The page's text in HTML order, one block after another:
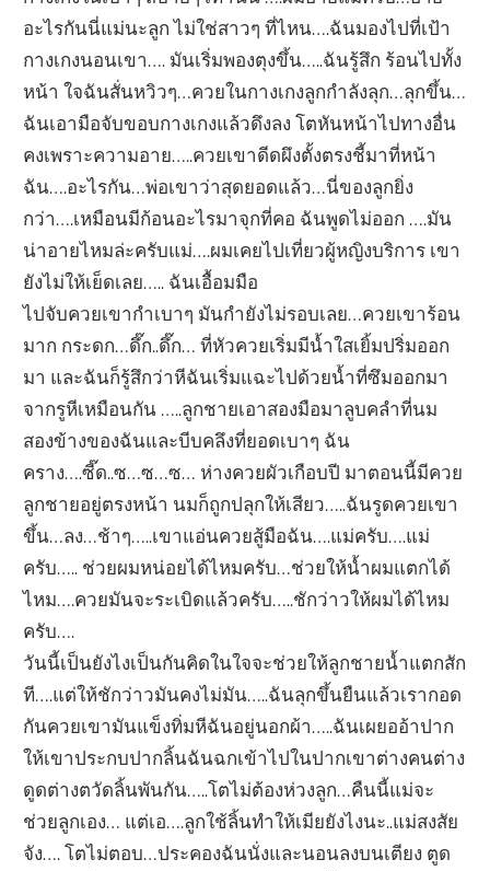
อะไรกันนี่แม่นะลูก ไม่ใช่สาวๆ ที่ไหน….ฉันมองไปที่เป้า
กางเกงนอนเขา…. มันเริ่มพองตุงขึ้น…..ฉันรู้สึก ร้อนไปทั้ง
หน้า ใจฉันสั่นหวิวๆ…ควยในกางเกงลูกกำลังลุก…ลุกขึ้น…
ฉันเอามือจับขอบกางเกงแล้วดึงลง โตหันหน้าไปทางอื่น
คงเพราะความอาย…..ควยเขาดีดผึงตั้งตรงชี้มาที่หน้า
ฉัน….อะไรกัน…พ่อเขาว่าสุดยอดแล้ว…นี่ของลูกยิ่ง
กว่า….เหมือนมีก้อนอะไรมาจุกที่คอ ฉันพูดไม่ออก ….มัน
น่าอายไหมล่ะครับแม่….ผมเคยไปเที่ยวผู้หญิงบริการ เขา
ยังไม่ให้เย็ดเลย….. ฉันเอื้อมมือ
ไปจับควยเขากำเบาๆ มันกำยังไม่รอบเลย…ควยเขาร้อน
มาก กระดก…ดึ๊ก..ดึ๊ก… ที่หัวควยเริ่มมีน้ำใสเยิ้มปริ่มออก
มา และฉันก็รู้สึกว่าหีฉันเริ่มแฉะไปด้วยน้ำที่ซึมออกมา
จากรูหีเหมือนกัน …..ลูกชายเอาสองมือมาลูบคลำที่นม
สองข้างของฉันและบีบคลึงที่ยอดเบาๆ ฉัน
คราง….ซี๊ด..ซ…ซ…ซ… ห่างควยผัวเกือบปี มาตอนนี้มีควย
ลูกชายอยู่ตรงหน้า นมก็ถูกปลุกให้เสียว…..ฉันรูดควยเขา
ขึ้น…ลง…ช้าๆ…..เขาแอ่นควยสู้มือฉัน….แม่ครับ….แม่
ครับ….. ช่วยผมหน่อยได้ไหมครับ…ช่วยให้น้ำผมแตกได้
ไหม….ควยมันจะระเบิดแล้วครับ…..ชักว่าวให้ผมได้ไหม
ครับ….
วันนี้เป็นยังไงเป็นกันคิดในใจจะช่วยให้ลูกชายน้ำแตกสัก
ที….แต่ให้ชักว่าวมันคงไม่มัน…..ฉันลุกขึ้นยืนแล้วเรากอด
กันควยเขามันแข็งทิ่มหีฉันอยู่นอกผ้า…..ฉันเผยออ้าปาก
ให้เขาประกบปากลิ้นฉันฉกเข้าไปในปากเขาต่างคนต่าง
ดูดต่างตวัดลิ้นพันกัน…..โตไม่ต้องห่วงลูก…คืนนี้แม่จะ
ช่วยลูกเอง… แต่เอ….ลูกใช้ลิ้นทำให้เมียยังไงนะ..แม่สงสัย
จัง…. โตไม่ตอบ…ประคองฉันนั่งและนอนลงบนเตียง ตูด